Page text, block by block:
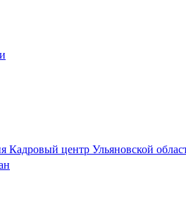
Кадровый центр Ульяновской